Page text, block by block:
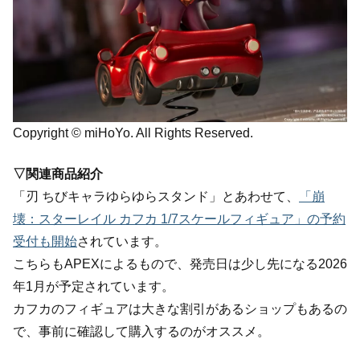
Copyright © miHoYo. All Rights Reserved.
▽関連商品紹介
「刃 ちびキャラゆらゆらスタンド」とあわせて、
「崩
壊：スターレイル カフカ 1/7スケールフィギュア」の予約
受付も開始されています。
こちらもAPEXによるもので、発売日は少し先になる2026
年1月が予定されています。
カフカのフィギュアは大きな割引があるショップもあるの
で、事前に確認して購入するのがオススメ。